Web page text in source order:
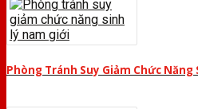
Phòng Tránh Suy Giảm Chức Năng